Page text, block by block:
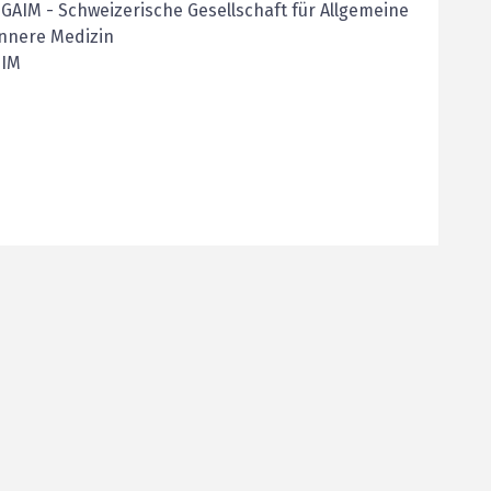
- Schweizerische Gesellschaft für Allgemeine
Medizin